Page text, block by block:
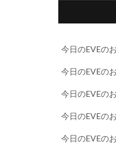
今日のEVEの
今日のEVEの
今日のEVEの
今日のEVEの
今日のEVEの